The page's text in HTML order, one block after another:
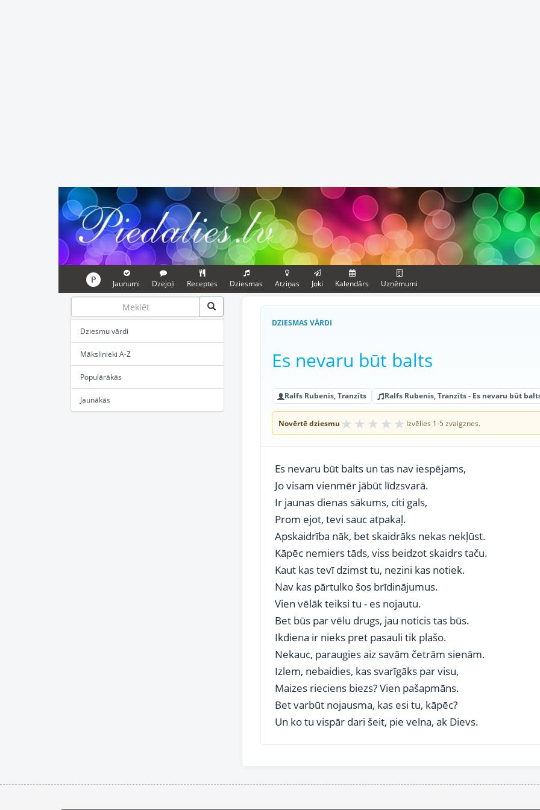
P Jaunumi Dzejoļi Receptes Dziesmas Atziņas Joki Kalendārs Uzņēmumi
Dziesmu vārdi
Mākslinieki A-Z
Populārākās
Jaunākās
DZIESMAS VĀRDI
Es nevaru būt balts
Ralfs Rubenis, Tranzīts Ralfs Rubenis, Tranzīts - Es nevaru būt
Novērtē dziesmu ★ ★ ★ ★ ★ Izvēlies 1-5 zvaigznes.
Es nevaru būt balts un tas nav iespējams,
Jo visam vienmēr jābūt līdzsvarā.
Ir jaunas dienas sākums, citi gals,
Prom ejot, tevi sauc atpakaļ.
Apskaidrība nāk, bet skaidrāks nekas nekļūst.
Kāpēc nemiers tāds, viss beidzot skaidrs taču.
Kaut kas tevī dzimst tu, nezini kas notiek.
Nav kas pārtulko šos brīdinājumus.
Vien vēlāk teiksi tu - es nojautu.
Bet būs par vēlu drugs, jau noticis tas būs.
Ikdiena ir nieks pret pasauli tik plašo.
Nekauc, paraugies aiz savām četrām sienām.
Izlem, nebaidies, kas svarīgāks par visu,
Maizes rieciens biezs? Vien pašapmāns.
Bet varbūt nojausma, kas esi tu, kāpēc?
Un ko tu vispār dari šeit, pie velna, ak Dievs.